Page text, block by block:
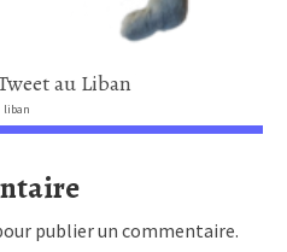
au Liban
liban
publier un commentaire.